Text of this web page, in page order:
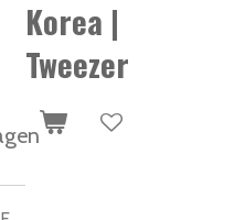
Korea |
Tweezer